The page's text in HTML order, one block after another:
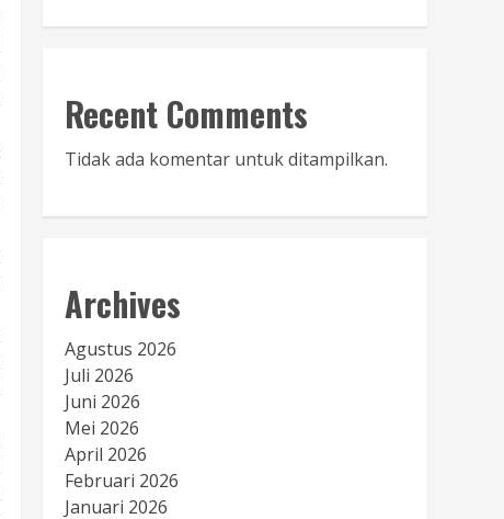
Recent Comments
Tidak ada komentar untuk ditampilkan.
Archives
Agustus 2026
Juli 2026
Juni 2026
Mei 2026
April 2026
Februari 2026
Januari 2026